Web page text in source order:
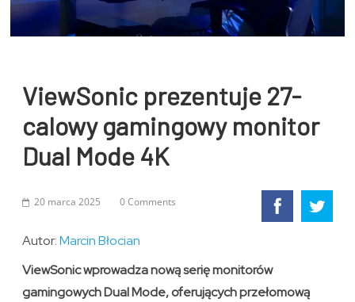
ViewSonic prezentuje 27-
calowy gamingowy monitor
Dual Mode 4K
20 marca 2025 0 Comments
Autor:Marcin Błocian
ViewSonic wprowadza nową serię monitorów
gamingowych Dual Mode, oferujących przełomową